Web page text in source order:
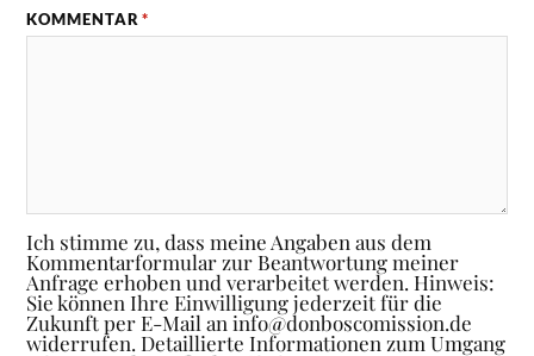
KOMMENTAR *
Ich stimme zu, dass meine Angaben aus dem
Kommentarformular zur Beantwortung meiner
Anfrage erhoben und verarbeitet werden. Hinweis:
Sie können Ihre Einwilligung jederzeit für die
Zukunft per E-Mail an info@donboscomission.de
widerrufen. Detaillierte Informationen zum Umgang